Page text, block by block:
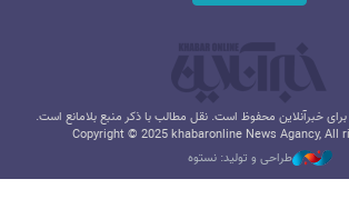
خبرآنلاین محفوظ است. نقل مطالب با ذکر منبع بلامانع است.
Copyright © 2025 khabaronline News Agancy, All
طراحی و تولید: نستوه